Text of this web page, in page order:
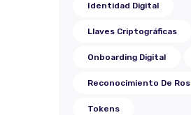
Identidad Digital
Llaves Criptográficas
Onboarding Digital
Reconocimiento De
Tokens